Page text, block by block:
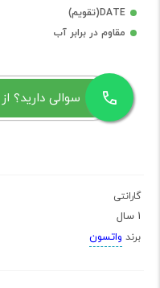
DATE(تقویم)
مقاوم در برابر آب
سوالی دارید؟
گارانتی
1 سال
برند واتسون